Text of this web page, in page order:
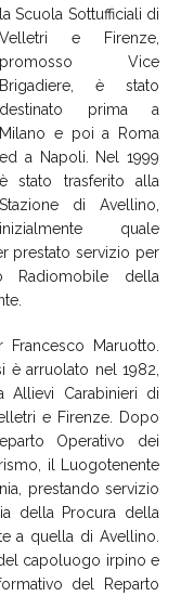
la Scuola Sottufficiali di
Velletri e Firenze,
promosso Vice
Brigadiere, è stato
destinato prima a
Milano e poi a Roma
ed a Napoli. Nel 1999
è stato trasferito alla
Stazione di Avellino,
inizialmente quale
prestato servizio per
della
Maruotto.
è arruolato nel 1982,
Allievi Carabinieri di
e Firenze. Dopo
Operativo dei
il Luogotenente
prestando servizio
della Procura della
a quella di Avellino.
capoluogo irpino e
del Reparto